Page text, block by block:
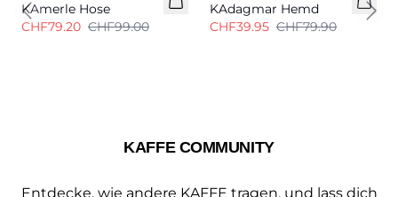
KAmerle Hose
CHF79.20 CHF99.00
KAdagmar Hemd
CHF39.95 CHF79.90
Previous slide
KAFFE COMMUNITY
Entdecke, wie andere KAFFE tragen, und lass dich